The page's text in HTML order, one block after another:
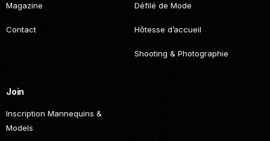
Magazine
Contact
Défilé de Mode
Hôtesse d’accueil
Shooting & Photographie
Join
Inscription Mannequins &
Models